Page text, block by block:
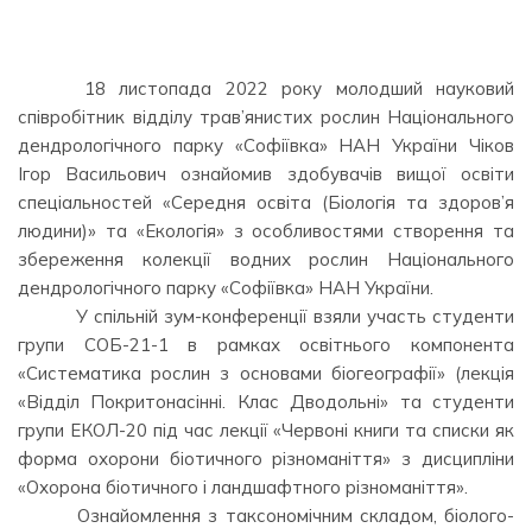
⠀ ⠀18 листопада 2022 року молодший науковий
співробітник відділу трав’янистих рослин Національного
дендрологічного парку «Софіївка» НАН України Чіков
Ігор Васильович ознайомив здобувачів вищої освіти
спеціальностей «Середня освіта (Біологія та здоров’я
людини)» та «Екологія» з особливостями створення та
збереження колекції водних рослин Національного
дендрологічного парку «Софіївка» НАН України.
⠀⠀⠀ ⠀У спільній зум-конференції взяли участь студенти
групи СОБ-21-1 в рамках освітнього компонента
«Систематика рослин з основами біогеографії» (лекція
«Відділ Покритонасінні. Клас Дводольні» та студенти
групи ЕКОЛ-20 під час лекції «Червоні книги та списки як
форма охорони біотичного різноманіття» з дисципліни
«Охорона біотичного і ландшафтного різноманіття».
⠀⠀⠀ ⠀Ознайомлення з таксономічним складом, біолого-